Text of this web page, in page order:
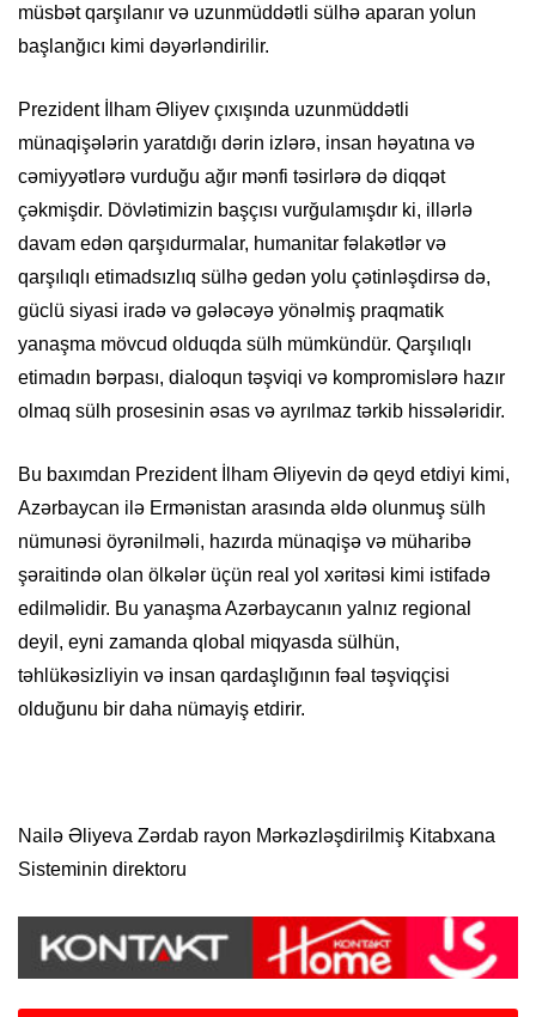
müsbət qarşılanır və uzunmüddətli sülhə aparan yolun
başlanğıcı kimi dəyərləndirilir.
Prezident İlham Əliyev çıxışında uzunmüddətli
münaqişələrin yaratdığı dərin izlərə, insan həyatına və
cəmiyyətlərə vurduğu ağır mənfi təsirlərə də diqqət
çəkmişdir. Dövlətimizin başçısı vurğulamışdır ki, illərlə
davam edən qarşıdurmalar, humanitar fəlakətlər və
qarşılıqlı etimadsızlıq sülhə gedən yolu çətinləşdirsə də,
güclü siyasi iradə və gələcəyə yönəlmiş praqmatik
yanaşma mövcud olduqda sülh mümkündür. Qarşılıqlı
etimadın bərpası, dialoqun təşviqi və kompromislərə hazır
olmaq sülh prosesinin əsas və ayrılmaz tərkib hissələridir.
Bu baxımdan Prezident İlham Əliyevin də qeyd etdiyi kimi,
Azərbaycan ilə Ermənistan arasında əldə olunmuş sülh
nümunəsi öyrənilməli, hazırda münaqişə və müharibə
şəraitində olan ölkələr üçün real yol xəritəsi kimi istifadə
edilməlidir. Bu yanaşma Azərbaycanın yalnız regional
deyil, eyni zamanda qlobal miqyasda sülhün,
təhlükəsizliyin və insan qardaşlığının fəal təşviqçisi
olduğunu bir daha nümayiş etdirir.
Nailə Əliyeva Zərdab rayon Mərkəzləşdirilmiş Kitabxana
Sisteminin direktoru